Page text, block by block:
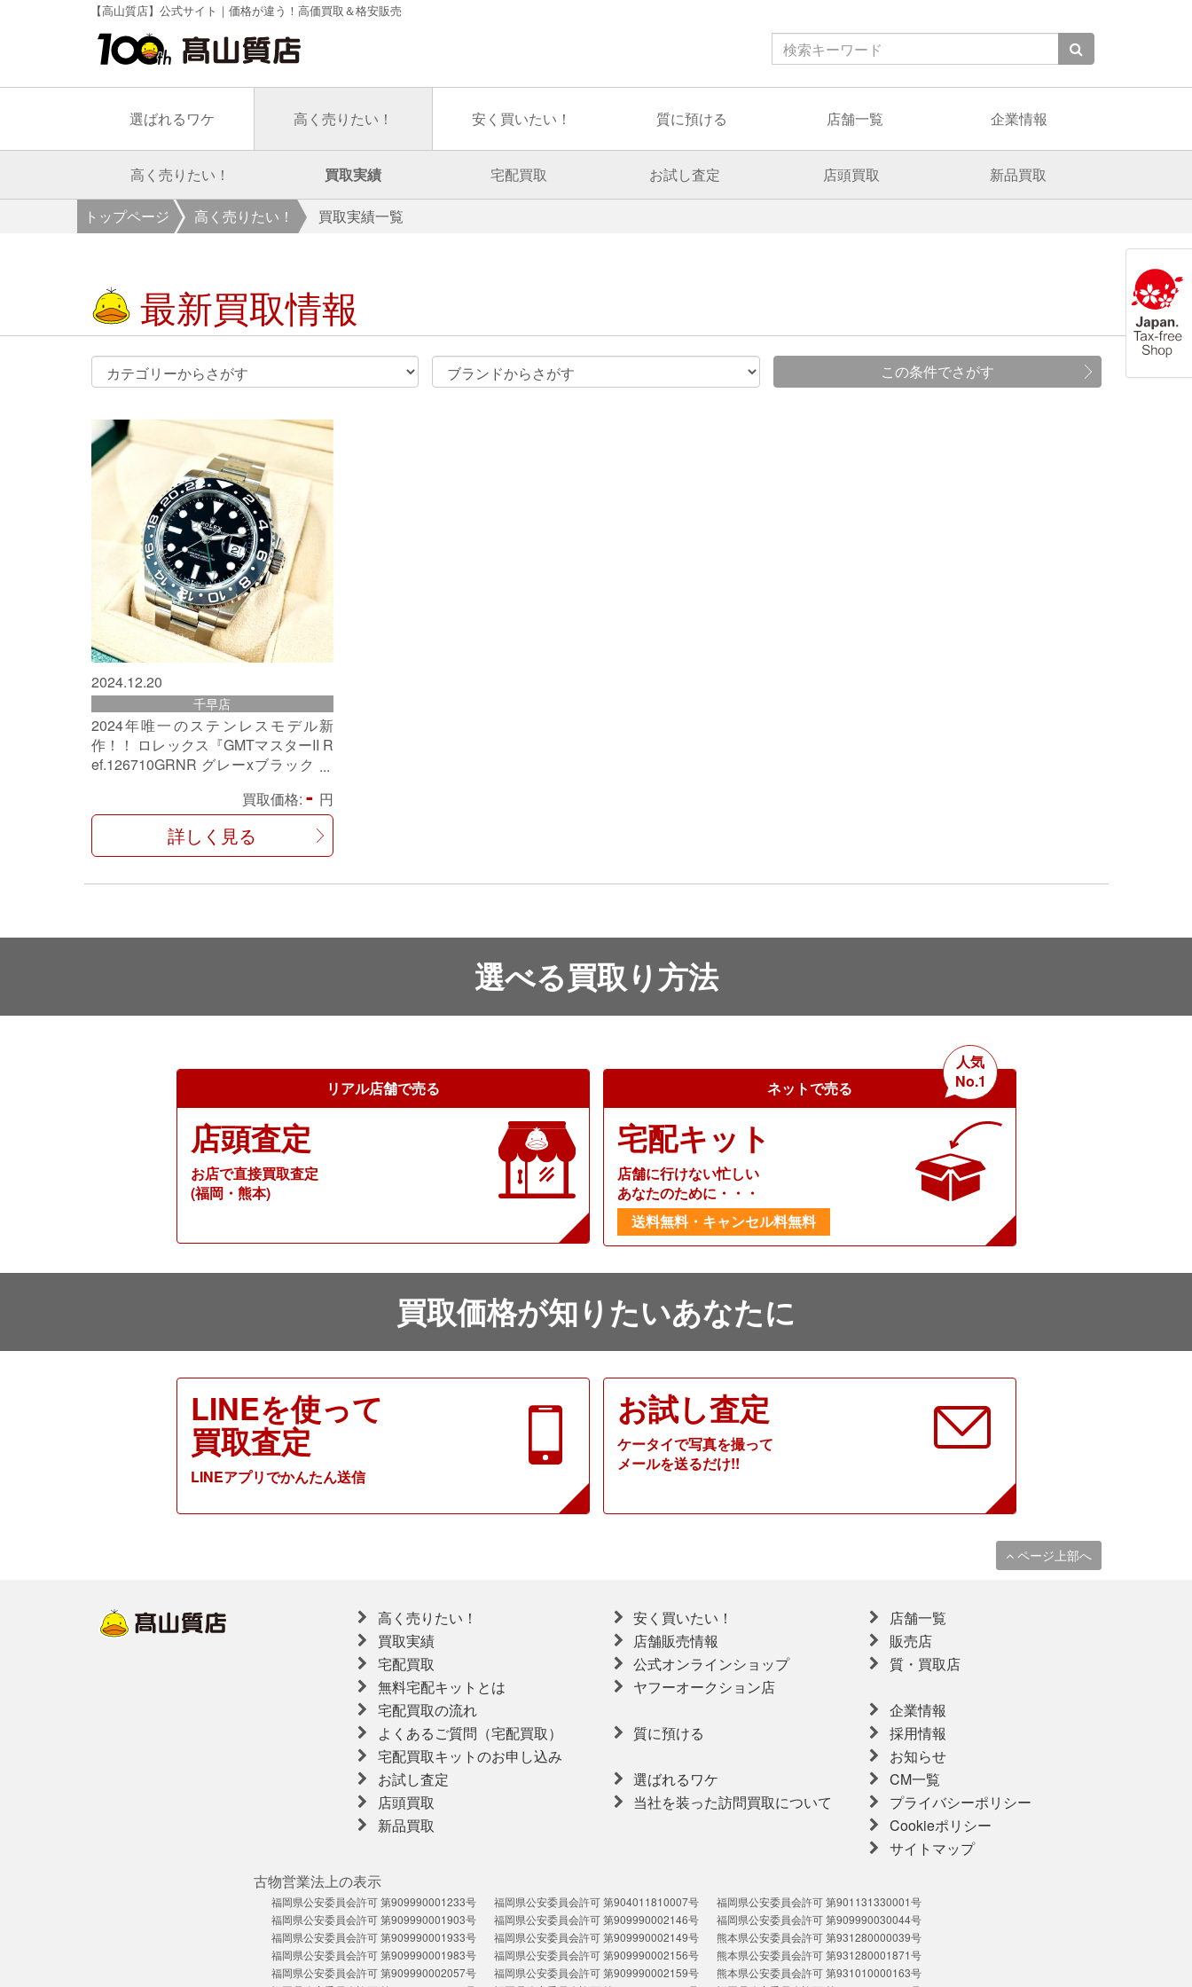
【高山質店】公式サイト｜価格が違う！高価買取＆格安販売
選ばれるワケ 高く売りたい！ 安く買いたい！ 質に預ける 店舗一覧 企業情報
高く売りたい！ 買取実績 宅配買取 お試し査定 店頭買取 新品買取
トップページ 高く売りたい！ 買取実績一覧
最新買取情報
この条件でさがす
2024.12.20
千早店
2024年唯一のステンレスモデル新
作！！ ロレックス『GMTマスターII R
ef.126710GRNR グレーxブラック オ
買取価格:- 円
詳しく見る
選べる買取り方法
リアル店舗で売る
店頭査定
お店で直接買取査定
(福岡・熊本)
ネットで売る
人気
No.1
宅配キット
店舗に行けない忙しい
あなたのために・・・
送料無料・キャンセル料無料
買取価格が知りたいあなたに
LINEを使って
買取査定
LINEアプリでかんたん送信
お試し査定
ケータイで写真を撮って
メールを送るだけ!!
ページ上部へ
高く売りたい！
買取実績
宅配買取
無料宅配キットとは
宅配買取の流れ
よくあるご質問（宅配買取）
宅配買取キットのお申し込み
お試し査定
店頭買取
新品買取
安く買いたい！
店舗販売情報
公式オンラインショップ
ヤフーオークション店
質に預ける
選ばれるワケ
当社を装った訪問買取について
店舗一覧
販売店
質・買取店
企業情報
採用情報
お知らせ
CM一覧
プライバシーポリシー
Cookieポリシー
サイトマップ
古物営業法上の表示
福岡県公安委員会許可 第909990001233号
福岡県公安委員会許可 第909990001903号
福岡県公安委員会許可 第909990001933号
福岡県公安委員会許可 第909990001983号
福岡県公安委員会許可 第909990002057号
福岡県公安委員会許可 第904011810007号
福岡県公安委員会許可 第909990002146号
福岡県公安委員会許可 第909990002149号
福岡県公安委員会許可 第909990002156号
福岡県公安委員会許可 第909990002159号
福岡県公安委員会許可 第901131330001号
福岡県公安委員会許可 第909990030044号
熊本県公安委員会許可 第931280000039号
熊本県公安委員会許可 第931280001871号
熊本県公安委員会許可 第931010000163号